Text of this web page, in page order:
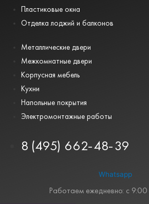
Пластиковые окна
Отделка лоджий и балконов
Металлические двери
Межкомнатные двери
Корпусная мебель
Кухни
Напольные покрытия
Электромонтажные работы
8 (495) 662-48-39
Whatsapp
Работаем ежедневно: с